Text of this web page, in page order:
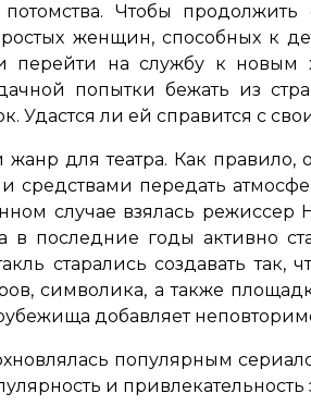
Чтобы
женщин, способных к
перейти на службу к
попытки бежать из
Удастся ли ей справится с
для театра. Как
средствами передать
случае взялась режиссер
последние годы активно
старались создавать так,
символика, а также
добавляет
популярным
и привлекательность